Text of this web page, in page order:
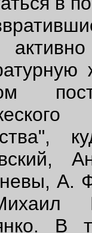
А.
В